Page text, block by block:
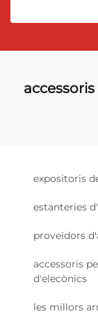
expositoris
estanteries
proveïdors
accessoris
d'elecònics
les millors